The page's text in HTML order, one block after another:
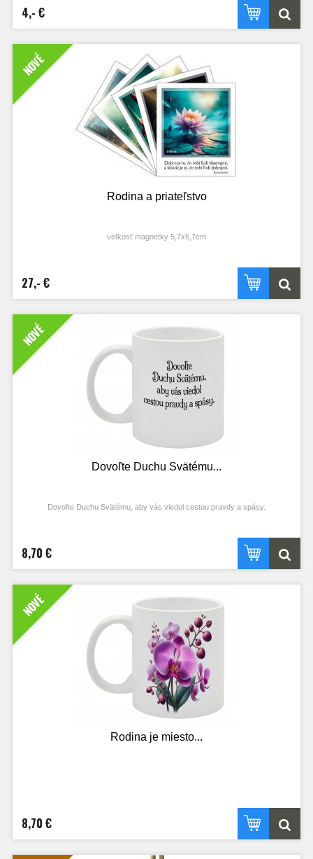
- Strážny anjel nás chráni pred nebezpečenstvom a pomáha nám vyhnúť sa
- môže s nami komunikovať pomocou myšlienok.
- nám pomáha najmä v hodine smrti.
Je dôležité si uvedomiť, že strážny anjel je tu pre nás, aby nám pomohol.
Môžeme sa k nemu modliť a žiadať ho o pomoc vo všetkom. Jeho hlavnou
úlohou je pomáhať nám dostať sa do neba. Takže, strážny anjel je náš osobný
priateľ a pomocník, ktorý nás sprevádza počas celého nášho života.
Niektoré situácie v ktorých ho môžeš objaviť nájdeš v tomto pexese.
Prajeme vám veľa radosti pri tejto hre.
Vhodné aj ako katechetická pomôcka.
4,- €
NOVÉ
Rodina a priateľstvo
veľkosť magnetky 5,7x6,7cm
27,- €
NOVÉ
Dovoľte Duchu Svätému...
Dovoľte Duchu Svätému, aby vás viedol cestou pravdy a spásy.
8,70 €
NOVÉ
Rodina je miesto...
8,70 €